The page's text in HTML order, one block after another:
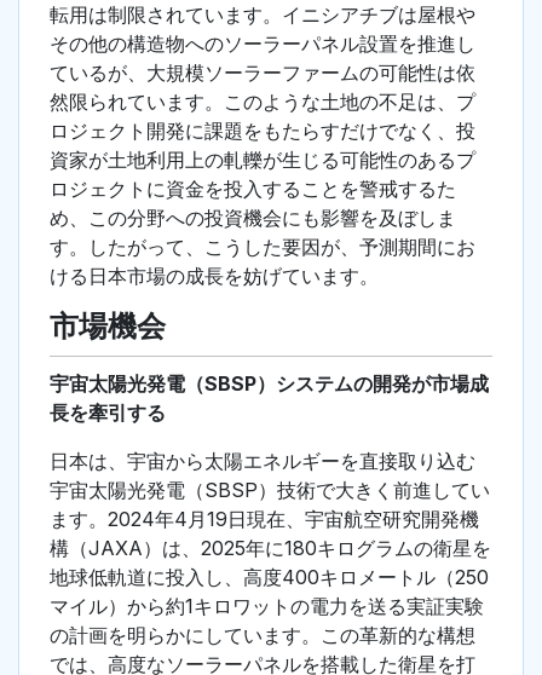
転用は制限されています。イニシアチブは屋根や
その他の構造物へのソーラーパネル設置を推進し
ているが、大規模ソーラーファームの可能性は依
然限られています。このような土地の不足は、プ
ロジェクト開発に課題をもたらすだけでなく、投
資家が土地利用上の軋轢が生じる可能性のあるプ
ロジェクトに資金を投入することを警戒するた
め、この分野への投資機会にも影響を及ぼしま
す。したがって、こうした要因が、予測期間にお
ける日本市場の成長を妨げています。
市場機会
宇宙太陽光発電（SBSP）システムの開発が市場成
長を牽引する
日本は、宇宙から太陽エネルギーを直接取り込む
宇宙太陽光発電（SBSP）技術で大きく前進してい
ます。2024年4月19日現在、宇宙航空研究開発機
構（JAXA）は、2025年に180キログラムの衛星を
地球低軌道に投入し、高度400キロメートル（250
マイル）から約1キロワットの電力を送る実証実験
の計画を明らかにしています。この革新的な構想
では、高度なソーラーパネルを搭載した衛星を打